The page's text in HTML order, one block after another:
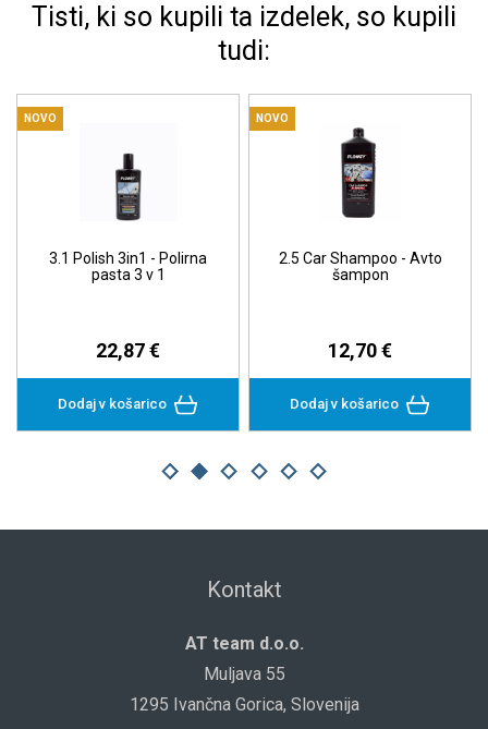
Tisti, ki so kupili ta izdelek, so kupili
tudi:
NOVO
3.1 Polish 3in1 - Polirna
pasta 3 v 1
22,87 €
Dodaj v košarico
NOVO
2.5 Car Shampoo - Avto
šampon
12,70 €
Dodaj v košarico
Kontakt
AT team d.o.o.
Muljava 55
1295 Ivančna Gorica, Slovenija